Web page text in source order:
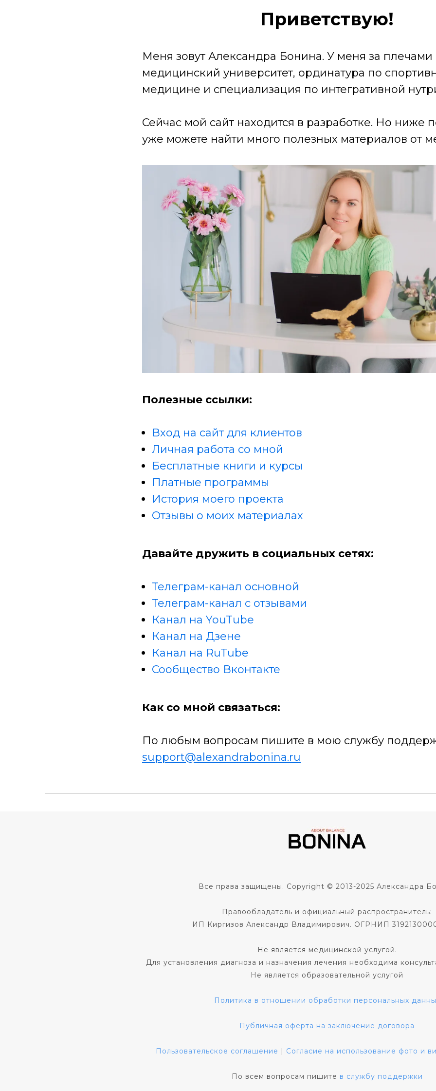
Приветствую!
Меня зовут Александра Бонина. У меня за плечами
медицинский университет, ординатура по
медицине и специализация по интегративной
Сейчас мой сайт находится в разработке. Но ниже
уже можете найти много полезных материалов от
Полезные ссылки:
Вход на сайт для клиентов
Личная работа со мной
Бесплатные книги и курсы
Платные программы
История моего проекта
Отзывы о моих материалах
Давайте дружить в социальных сетях:
Телеграм-канал основной
Телеграм-канал с отзывами
Канал на YouTube
Канал на Дзене
Канал на RuTube
Сообщество Вконтакте
Как со мной связаться:
По любым вопросам пишите в мою службу
support@alexandrabonina.ru
Все права защищены. Copyright © 2013-2025 Александра
Правообладатель и официальный распространитель:
ИП Киргизов Александр Владимирович. ОГРНИП
Не является медицинской услугой.
Для установления диагноза и назначения лечения необходима
Не является образовательной услугой
Политика в отношении обработки персональных
Публичная оферта на заключение договора
Пользовательское соглашение | Согласие на использование фото и
По всем вопросам пишите в службу поддержки